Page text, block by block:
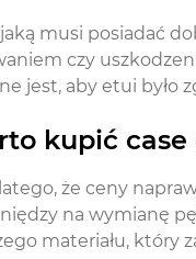
musi posiadać
czy
jest, aby etui było
kupić case
że ceny
na wymianę
materiału, który